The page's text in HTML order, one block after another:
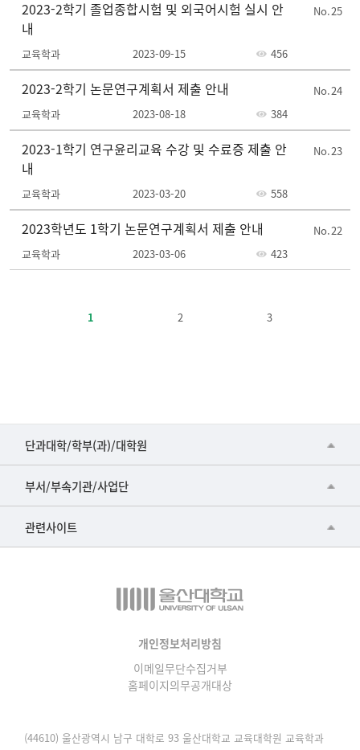
목,
록
25
2023-2학기 졸업종합시험 및 외국어시험 실시 안
내
교육학과 2023-09-15 456
24
2023-2학기 논문연구계획서 제출 안내
교육학과 2023-08-18 384
23
2023-1학기 연구윤리교육 수강 및 수료증 제출 안
내
교육학과 2023-03-20 558
22
2023학년도 1학기 논문연구계획서 제출 안내
교육학과 2023-03-06 423
1 2 3
단과대학/학부(과)/대학원
■인문대학
▷국어국문학부
▷일본어·일본학과
▷프랑스어·프랑스학과
▷사회과학부
부서/부속기관/사업단
공동기기센터
공학교육혁신센터
물리BK 미래혁신응집물질물리인재교육연구단
관련사이트
건강가정지원센터
교수협의회
온라인 기술거래 플랫폼
울산대학교 총동문회
개인정보처리방침
이메일무단수집거부
홈페이지의무공개대상
(44610) 울산광역시 남구 대학로 93 울산대학교 교육대학원 교육학과